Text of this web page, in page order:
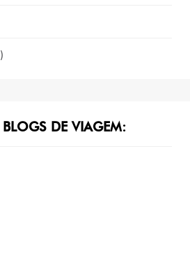
DE VIAGEM: